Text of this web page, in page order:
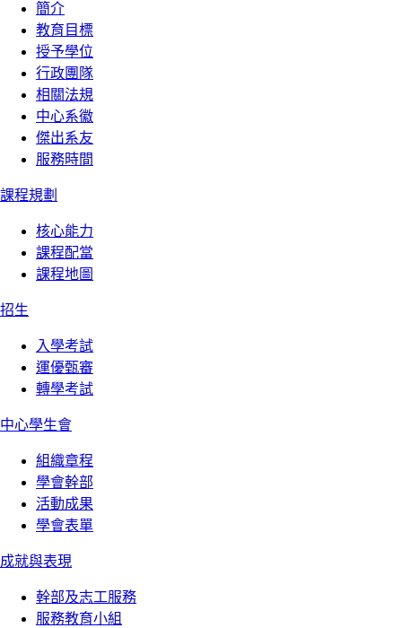
簡介
教育目標
授予學位
行政團隊
相關法規
中心系徽
傑出系友
服務時間
課程規劃
核心能力
課程配當
課程地圖
招生
入學考試
運優甄審
轉學考試
中心學生會
組織章程
學會幹部
活動成果
學會表單
成就與表現
幹部及志工服務
服務教育小組